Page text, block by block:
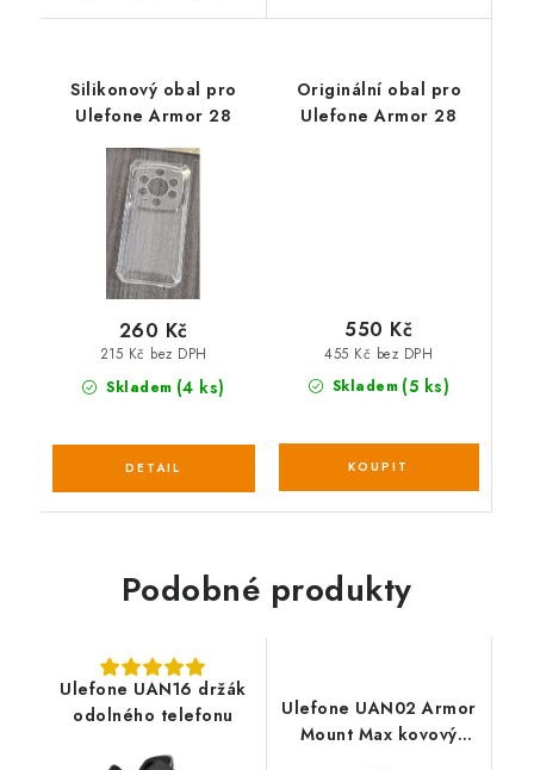
Silikonový obal pro
Ulefone Armor 28
Skladem (4 ks)
215 Kč bez DPH
260 Kč
Originální obal pro
Ulefone Armor 28
Skladem (5 ks)
455 Kč bez DPH
550 Kč
Podobné produkty
Ulefone UAN16 držák
odolného telefonu
Ulefone UAN02 Armor
Mount Max kovový